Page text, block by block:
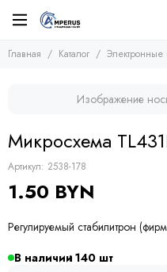
Электронные
Микросхемы
Микроконтроллеры
Другие микросхемы
Стабилизаторы
Транзисторы
Тиристоры и симисторы
Модули
Резисторы
Кварцевые резонаторы
Дроссели
Главная Каталог Электронные
Изображение
Микросхема
Артикул: 2538-178
1.50 BYN
Регулируемый стабилитрон
В наличии 140